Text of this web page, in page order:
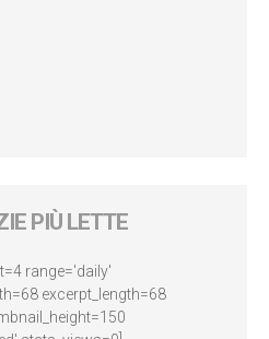
PIÙ LETTE
range='daily'
excerpt_length=68